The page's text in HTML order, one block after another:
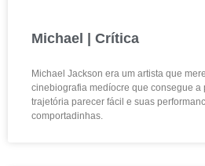
Michael | Crítica
Michael Jackson era um artista que
cinebiografia medíocre que consegue a
trajetória parecer fácil e suas
comportadinhas.